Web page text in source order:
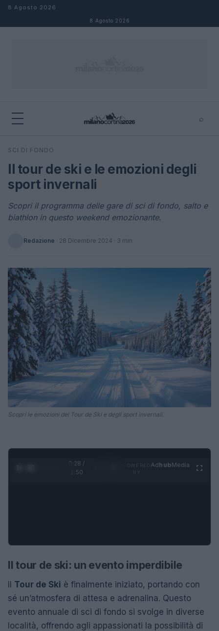
Salta al contenuto
8 Agosto 2026
8 Agosto 2026
⌕
Cerca
SCI DI FONDO
Il tour de ski e le emozioni degli
sport invernali
Scopri il programma delle gare di sci di fondo, salto e
biathlon in questo weekend emozionante.
Redazione · 28 Dicembre 2024 · 3 min
Scopri le emozioni del Tour de Ski e degli sport invernali.
0:28 /
1:50
AdhubMedia
Il tour de ski: un evento imperdibile
Il Tour de Ski è finalmente iniziato, portando con
sé un’atmosfera di attesa e adrenalina. Questo
evento annuale di sci di fondo si svolge in diverse
località, offrendo agli appassionati la possibilità di